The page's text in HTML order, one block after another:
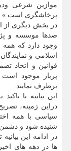
موازین شرعی
پرخاشگری است.»
در بخش دیگری از
صدها موسسه و
وجود دارد که
اسلامی و
قوانین و اتخاذ
پربار موجود است
برطرف نمایند.
این بیانیه با
دراین زمینه،
سیاسی با همه
شنیده شود و دشمن
در ادامه این
ها در دهه های